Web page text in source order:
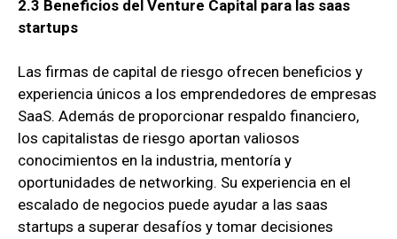
2.3 Beneficios del Venture Capital para las saas
startups
Las firmas de capital de riesgo ofrecen beneficios y
experiencia únicos a los emprendedores de empresas
SaaS. Además de proporcionar respaldo financiero,
los capitalistas de riesgo aportan valiosos
conocimientos en la industria, mentoría y
oportunidades de networking. Su experiencia en el
escalado de negocios puede ayudar a las saas
startups a superar desafíos y tomar decisiones